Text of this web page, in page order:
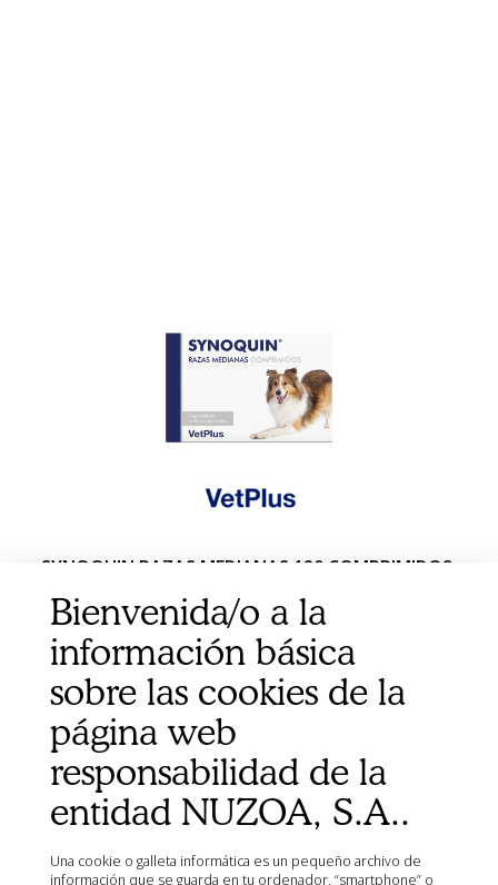
SYNOQUIN RAZAS MEDIANAS 120 COMPRIMIDOS
Bienvenida/o a la
información básica
sobre las cookies de la
página web
responsabilidad de la
entidad NUZOA, S.A..
Una cookie o galleta informática es un pequeño archivo de
información que se guarda en tu ordenador, “smartphone” o